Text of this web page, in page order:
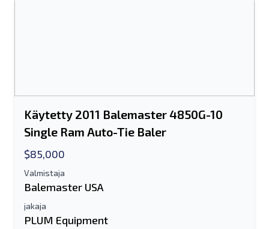
Käytetty 2011 Balemaster 4850G-10
Single Ram Auto-Tie Baler
$85,000
Valmistaja
Balemaster USA
jakaja
PLUM Equipment